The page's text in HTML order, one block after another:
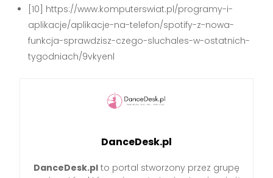
[10] https://www.komputerswiat.pl/programy-i-
aplikacje/aplikacje-na-telefon/spotify-z-nowa-
funkcja-sprawdzisz-czego-sluchales-w-ostatnich-
tygodniach/9vkyenl
DanceDesk.pl
DanceDesk.pl to portal stworzony przez grupę